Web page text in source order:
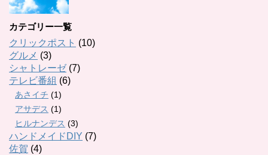
カテゴリー一覧
クリックポスト (10)
グルメ (3)
シャトレーゼ(7)
テレビ番組 (6)
あさイチ (1)
アサデス (1)
ヒルナンデス (3)
ハンドメイドDIY (7)
佐賀 (4)